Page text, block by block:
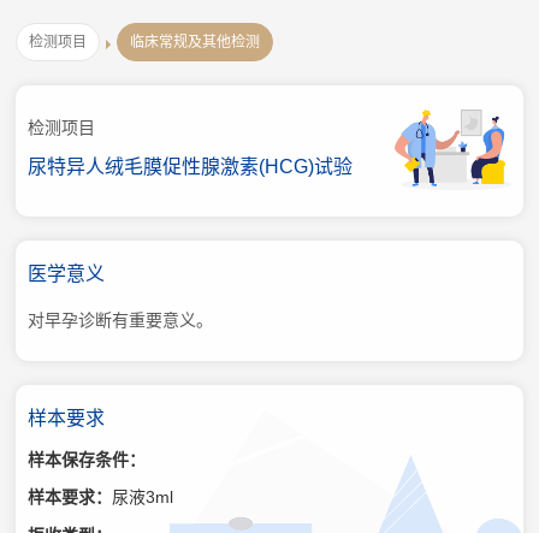
检测项目 临床常规及其他检测
检测项目
尿特异人绒毛膜促性腺激素(HCG)试验
医学意义
对早孕诊断有重要意义。
样本要求
样本保存条件：
样本要求： 尿液3ml